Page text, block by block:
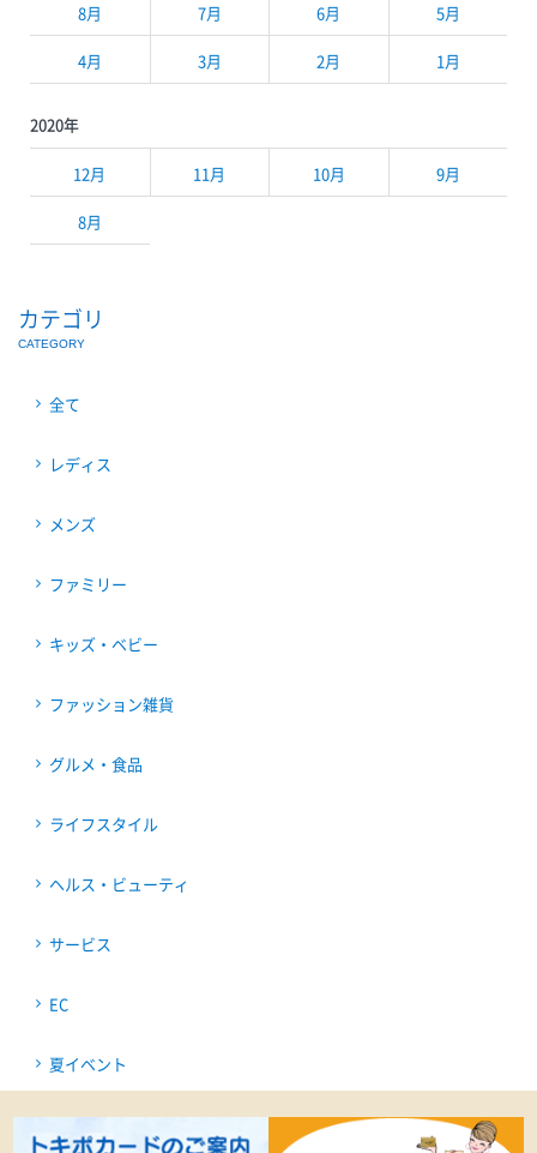
8月 7月 6月 5月
4月 3月 2月 1月
2020年
12月 11月 10月 9月
8月
カテゴリ
CATEGORY
全て
レディス
メンズ
ファミリー
キッズ・ベビー
ファッション雑貨
グルメ・食品
ライフスタイル
ヘルス・ビューティ
サービス
EC
夏イベント